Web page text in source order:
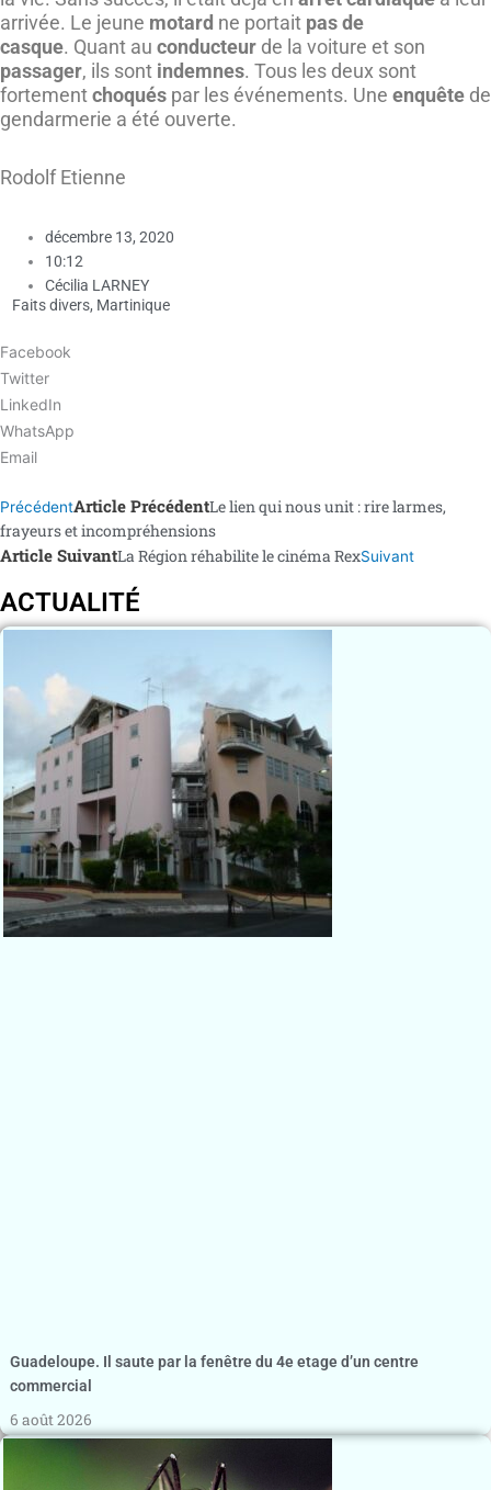
arrivée. Le jeune motard ne portait pas de
casque. Quant au conducteur de la voiture et son
passager, ils sont indemnes. Tous les deux sont
fortementchoqués par les événements. Une enquête de
gendarmerie a été ouverte.
Rodolf Etienne
décembre 13, 2020
10:12
Cécilia LARNEY
Faits divers, Martinique
Facebook
Twitter
LinkedIn
WhatsApp
Email
PrécédentArticle PrécédentLe lien qui nous unit : rire larmes,
frayeurs et incompréhensions
Article SuivantLa Région réhabilite le cinéma RexSuivant
ACTUALITÉ
Guadeloupe. Il saute par la fenêtre du 4e etage d’un centre
commercial
6 août 2026